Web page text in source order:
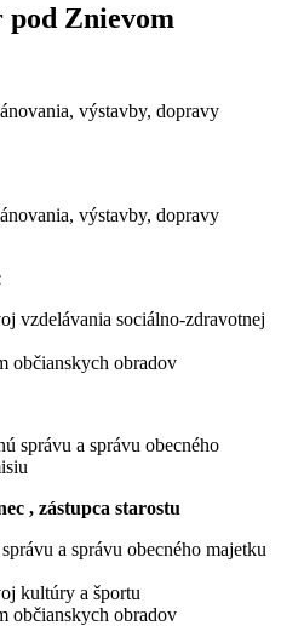
Znievom
výstavby, dopravy
výstavby, dopravy
vzdelávania sociálno-zdravotnej
občianskych obradov
správu a správu obecného
, zástupca starostu
a správu obecného majetku
kultúry a športu
občianskych obradov